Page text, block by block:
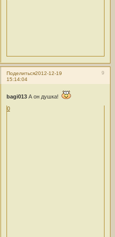
Поделиться 9
2012-12-19
15:14:04
bagi013А он душка!
0